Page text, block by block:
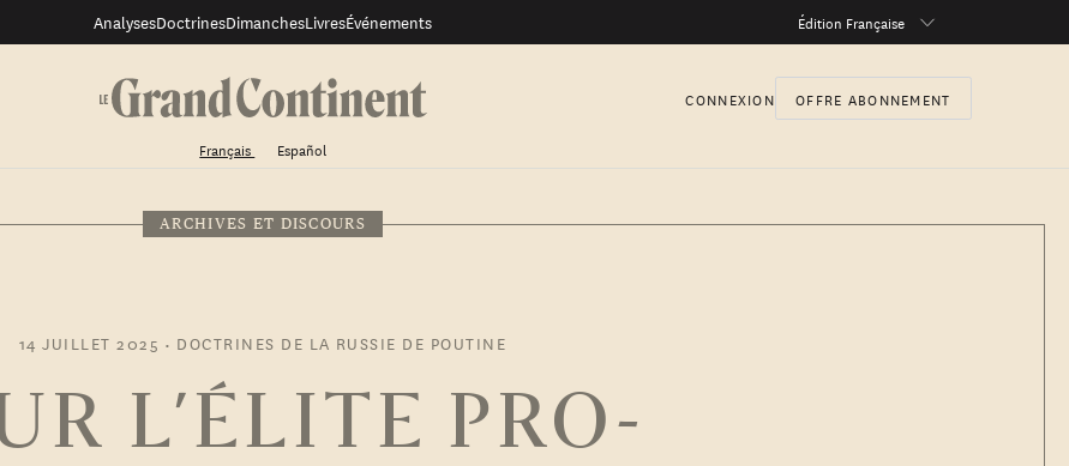
AnalysesDoctrinesDimanchesLivresÉvénements Édition Française
CONNEXION OFFRE ABONNEMENT
Français Español
ARCHIVES ET DISCOURS
14 JUILLET 2025 • DOCTRINES DE LA RUSSIE DE POUTINE
L’ÉLITE PRO-